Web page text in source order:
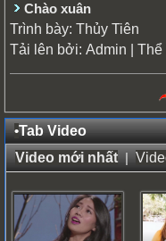
Chào xuân
Trình bày: Thủy Tiên
Tải lên bởi: Admin | Thể
•Tab Video
Video mới nhất|